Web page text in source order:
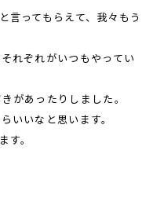
言ってもらえて、我々もう
れぞれがいつもやってい
があったりしました。
いいなと思います。
す。